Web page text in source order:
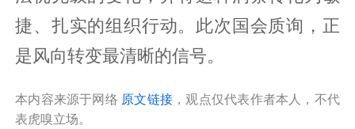
捷、扎实的组织行动。此次国会质询，正
是风向转变最清晰的信号。
本内容来源于网络 原文链接 ，观点仅代表作者本人，不代
表虎嗅立场。